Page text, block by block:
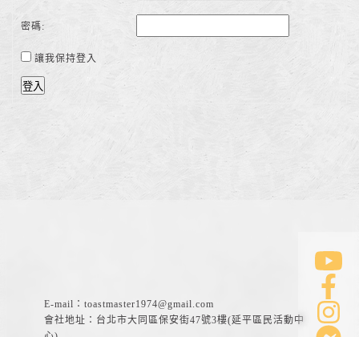
密碼:
讓我保持登入
登入
E-mail： toastmaster1974@gmail.com
會社地址：台北市大同區保安街47號3樓(延平區民活動中